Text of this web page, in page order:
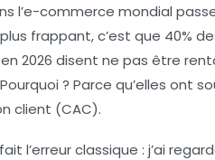
l’e-commerce mondial
frappant, c’est que 40%
2026 disent ne pas être
? Parce qu’elles ont
client (CAC).
l’erreur classique : j’ai